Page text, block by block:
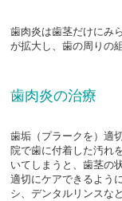
歯肉炎は歯茎だけにみ
が拡大し、歯の周りの
歯肉炎の治療
歯垢（プラークを）適
院で歯に付着した汚れ
いてしまうと、歯茎の
適切にケアできるよう
シ、デンタルリンスな